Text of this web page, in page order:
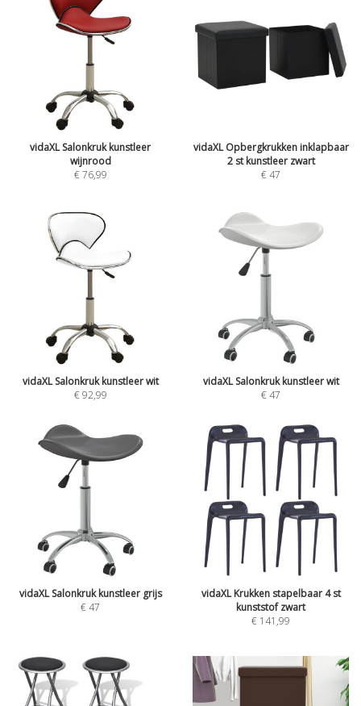
vidaXL Salonkruk kunstleer
wijnrood
€76,99
vidaXL Opbergkrukken inklapbaar
2 st kunstleer zwart
€47
vidaXL Salonkruk kunstleer wit
€92,99
vidaXL Salonkruk kunstleer wit
€47
vidaXL Salonkruk kunstleer grijs
€47
vidaXL Krukken stapelbaar 4 st
kunststof zwart
€ 141,99